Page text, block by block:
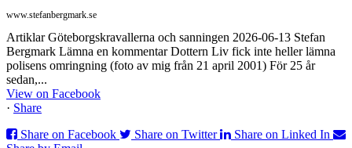
www.stefanbergmark.se
Artiklar Göteborgskravallerna och sanningen 2026-06-13 Stefan
Bergmark Lämna en kommentar Dottern Liv fick inte heller lämna
polisens omringning (foto av mig från 21 april 2001) För 25 år
sedan,...
View on Facebook
· Share
Share on Facebook
Share on Twitter
Share on Linked In